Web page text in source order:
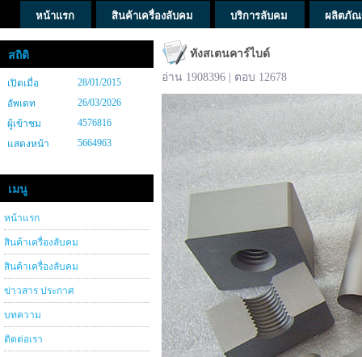
หน้าแรก สินค้าเครื่องลับคม บริการลับคม ผลิตภัณ
สถิติ
เปิดเมื่อ
28/01/2015
อัพเดท
26/03/2026
ผู้เข้าชม
4576816
แสดงหน้า
5664963
เมนู
หน้าแรก
สินค้าเครื่องลับคม
สินค้าเครื่องลับคม
ข่าวสาร ประกาศ
บทความ
ติดต่อเรา
ทังสเตนคาร์ไบด์
อ่าน 1908396 | ตอบ 12678